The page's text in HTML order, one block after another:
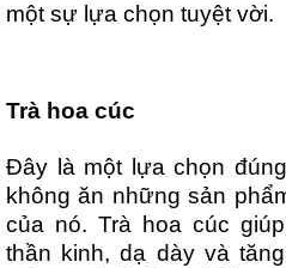
một sự lựa chọn tuyệt vời.
Trà hoa cúc
Đây là một lựa chọn
không ăn những sản
của nó. Trà hoa cúc
thần kinh, dạ dày và